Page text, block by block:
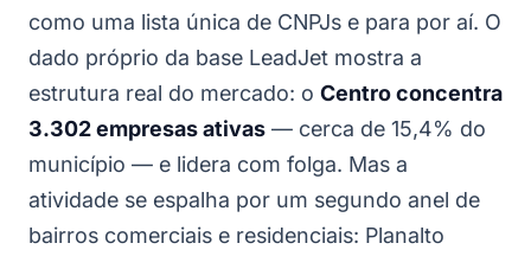
como uma lista única de CNPJs e para por aí. O
dado próprio da base LeadJet mostra a
estrutura real do mercado: o Centro concentra
3.302 empresas ativas — cerca de 15,4% do
município — e lidera com folga. Mas a
atividade se espalha por um segundo anel de
bairros comerciais e residenciais: Planalto